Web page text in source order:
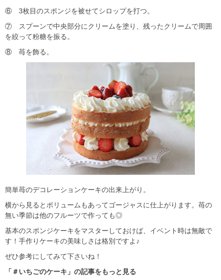
⑥ 3枚目のスポンジを被せてシロップを打つ。
⑦ スプーンで中央部分にクリームを塗り、残ったクリームで周囲
を絞って粉糖を振る。
⑧ 苺を飾る。
簡単苺のデコレーションケーキの出来上がり。
横から見るとボリュームもあってゴージャスに仕上がります。苺の
無い季節は他のフルーツで作っても◎
基本のスポンジケーキをマスターしておけば、イベント時は無敵で
す！手作りケーキの美味しさは格別ですよ♪
ぜひ参考にしてみて下さいね！
「＃いちごのケーキ」の記事をもっと見る